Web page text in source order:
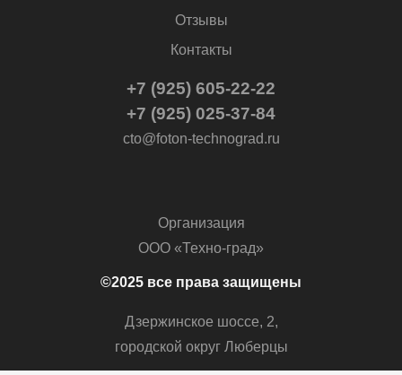
Отзывы
Контакты
+7 (925) 605-22-22
+7 (925) 025-37-84
cto@foton-technograd.ru
Организация
ООО «Техно-град»
©2025 все права защищены
Дзержинское шоссе, 2,
городской округ Люберцы